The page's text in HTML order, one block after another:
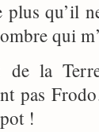
plus qu’il
qui
de la
pas
!